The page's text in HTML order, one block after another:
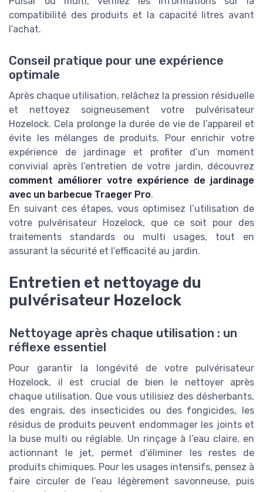
compatibilité des produits et la capacité litres avant
l’achat.
Conseil pratique pour une expérience
optimale
Après chaque utilisation, relâchez la pression résiduelle
et nettoyez soigneusement votre pulvérisateur
Hozelock. Cela prolonge la durée de vie de l’appareil et
évite les mélanges de produits. Pour enrichir votre
expérience de jardinage et profiter d’un moment
convivial après l’entretien de votre jardin, découvrez
comment améliorer votre expérience de jardinage
avec un barbecue Traeger Pro.
En suivant ces étapes, vous optimisez l’utilisation de
votre pulvérisateur Hozelock, que ce soit pour des
traitements standards ou multi usages, tout en
assurant la sécurité et l’efficacité au jardin.
Entretien et nettoyage du
pulvérisateur Hozelock
Nettoyage après chaque utilisation : un
réflexe essentiel
Pour garantir la longévité de votre pulvérisateur
Hozelock, il est crucial de bien le nettoyer après
chaque utilisation. Que vous utilisiez des désherbants,
des engrais, des insecticides ou des fongicides, les
résidus de produits peuvent endommager les joints et
la buse multi ou réglable. Un rinçage à l’eau claire, en
actionnant le jet, permet d’éliminer les restes de
produits chimiques. Pour les usages intensifs, pensez à
faire circuler de l’eau légèrement savonneuse, puis